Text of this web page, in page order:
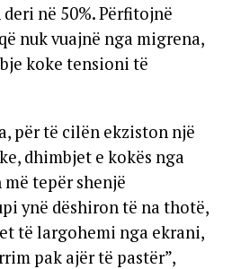
në 50%. Përfitojnë
nuk vuajnë nga migrena,
koke tensioni të
për të cilën ekziston një
dhimbjet e kokës nga
tepër shenjë
ynë dëshiron të na thotë,
të largohemi nga ekrani,
pak ajër të pastër”,